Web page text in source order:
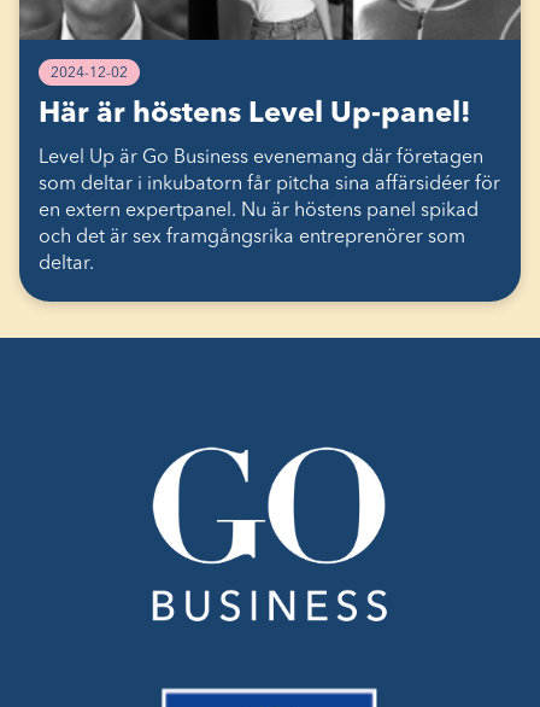
2024-12-02
Här är höstens Level Up-panel!
Level Up är Go Business evenemang där företagen
som deltar i inkubatorn får pitcha sina affärsidéer för
en extern expertpanel. Nu är höstens panel spikad
och det är sex framgångsrika entreprenörer som
deltar.